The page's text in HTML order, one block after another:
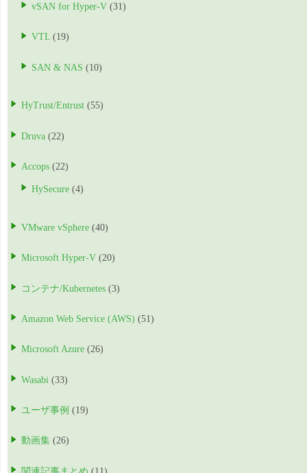
vSAN for Hyper-V (31)
VTL (19)
SAN & NAS (10)
HyTrust/Entrust (55)
Druva (22)
Accops (22)
HySecure (4)
VMware vSphere (40)
Microsoft Hyper-V (20)
コンテナ/Kubernetes (3)
Amazon Web Service (AWS) (51)
Microsoft Azure (26)
Wasabi (33)
ユーザ事例 (19)
動画集 (26)